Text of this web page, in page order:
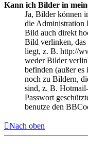
Kann ich Bilder in
Ja, Bilder können
die Administration
Bild auch direkt
Bild verlinken, das
liegt, z. B. http://
weder Bilder
befinden (außer
noch zu Bildern,
sind, z. B.
Passwort
benutze den
Nach oben